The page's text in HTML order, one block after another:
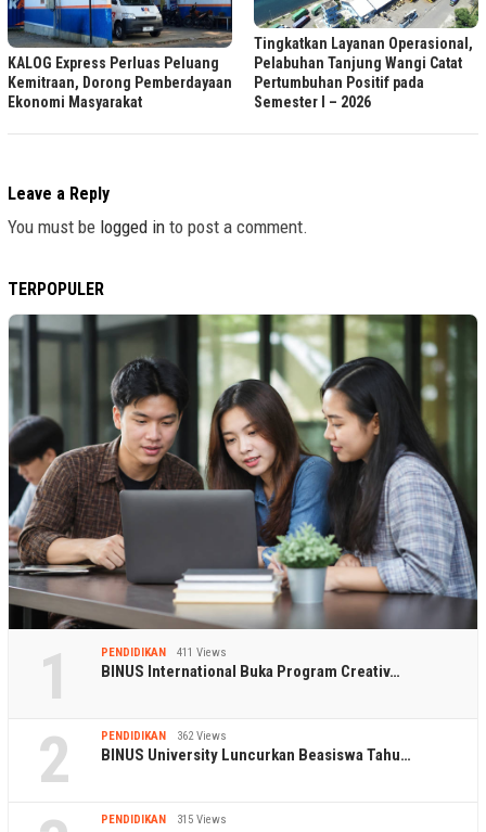
KALOG Express Perluas Peluang
Kemitraan, Dorong Pemberdayaan
Ekonomi Masyarakat
Tingkatkan Layanan Operasional,
Pelabuhan Tanjung Wangi Catat
Pertumbuhan Positif pada
Semester I – 2026
Leave a Reply
You must be logged in to post a comment.
TERPOPULER
1 PENDIDIKAN 411 Views
BINUS International Buka Program Creativ…
2 PENDIDIKAN 362 Views
BINUS University Luncurkan Beasiswa Tahu…
PENDIDIKAN 315 Views